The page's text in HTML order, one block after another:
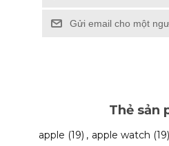
Gửi email cho một
Thẻ sản
apple (19) , apple watch (19)
IPHONE 11 PRO MAX
IPHONE X